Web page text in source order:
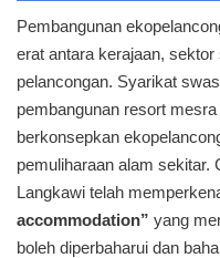
Pembangunan
erat antara kerajaan,
pelancongan. Syarikat
pembangunan resort
berkonsepkan
pemuliharaan alam sekitar.
Langkawi telah
accommodation” yang
boleh diperbaharui dan